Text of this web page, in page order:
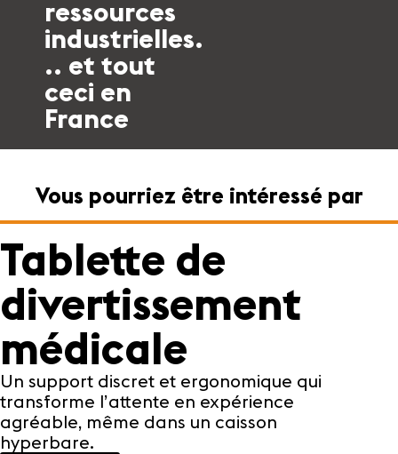
ressources
industrielles.
.. et tout
ceci en
France
Vous pourriez être intéressé par
Tablette de
divertissement
médicale
Un support discret et ergonomique qui
transforme l’attente en expérience
agréable, même dans un caisson
hyperbare.